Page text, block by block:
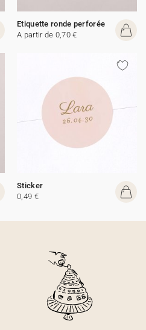
Etiquette ronde perforée
A partir de 0,70 €
Sticker
0,49 €